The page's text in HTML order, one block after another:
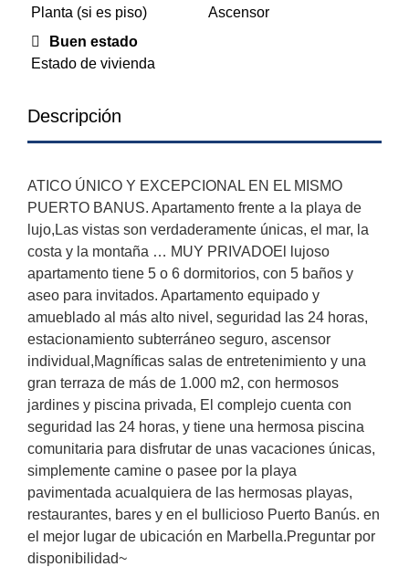
Planta (si es piso)
Ascensor
Buen estado
Estado de vivienda
Descripción
ATICO ÚNICO Y EXCEPCIONAL EN EL MISMO
PUERTO BANUS. Apartamento frente a la playa de
lujo,Las vistas son verdaderamente únicas, el mar, la
costa y la montaña … MUY PRIVADOEl lujoso
apartamento tiene 5 o 6 dormitorios, con 5 baños y
aseo para invitados. Apartamento equipado y
amueblado al más alto nivel, seguridad las 24 horas,
estacionamiento subterráneo seguro, ascensor
individual,Magníficas salas de entretenimiento y una
gran terraza de más de 1.000 m2, con hermosos
jardines y piscina privada, El complejo cuenta con
seguridad las 24 horas, y tiene una hermosa piscina
comunitaria para disfrutar de unas vacaciones únicas,
simplemente camine ‌o ‌pasee ‌por ‌la playa
‌pavimentada ‌acualquiera ‌de ‌las ‌hermosas playas,
‌restaurantes, bares y en ‌el ‌bullicioso Puerto ‌Banús. ‌en
‌el mejor lugar ‌de ‌ubicación ‌en ‌Marbella.Preguntar ‌por
‌disponibilidad~